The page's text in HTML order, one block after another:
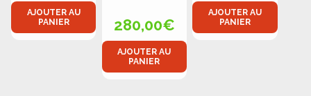
AJOUTER AU
PANIER
280,00€
AJOUTER AU
PANIER
AJOUTER AU
PANIER